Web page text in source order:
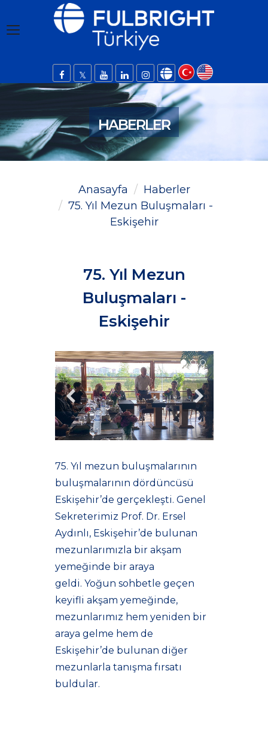
HABERLER
Anasayfa
Haberler
75. Yıl Mezun Buluşmaları -
Eskişehir
75. Yıl Mezun
Buluşmaları -
Eskişehir
75. Yıl mezun buluşmalarının
buluşmalarının dördüncüsü
Eskişehir’de gerçekleşti. Genel
Sekreterimiz Prof. Dr. Ersel
Aydınlı, Eskişehir’de bulunan
mezunlarımızla bir akşam
yemeğinde bir araya
geldi. Yoğun sohbetle geçen
keyifli akşam yemeğinde,
mezunlarımız hem yeniden bir
araya gelme hem de
Eskişehir’de bulunan diğer
mezunlarla tanışma fırsatı
buldular.